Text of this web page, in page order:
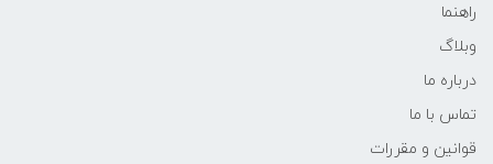
راهنما
وبلاگ
درباره ما
تماس با ما
قوانین و مقررات